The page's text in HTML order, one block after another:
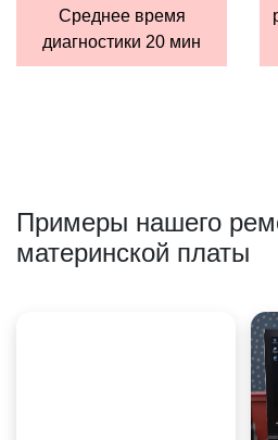
Среднее время
диагностики 20 мин
Примеры нашего
материнской платы